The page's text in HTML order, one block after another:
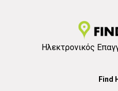
Ηλεκτρονικός
Find